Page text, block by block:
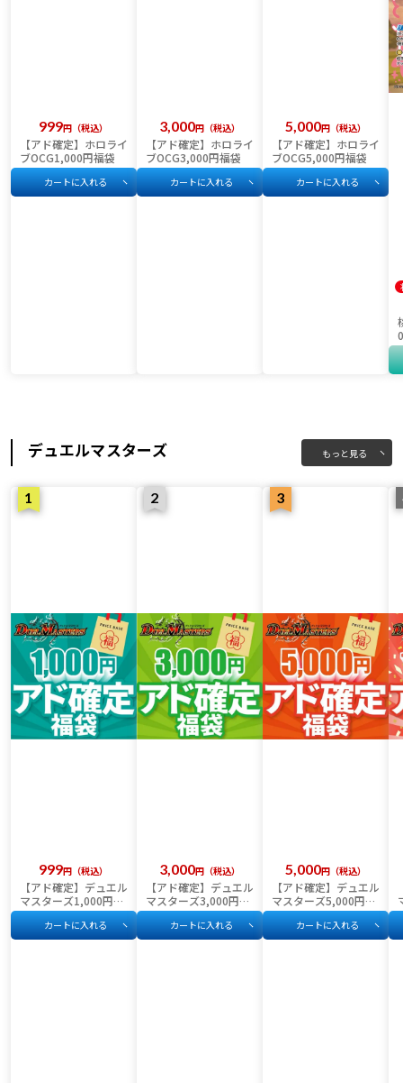
【アド確定】ホロライ
ブOCG1,000円福袋
999 税込
カートに入れる
【アド確定】ホロライ
ブOCG3,000円福袋
3,000 税込
カートに入れる
【アド確定】ホロライ
ブOCG5,000円福袋
5,000 税込
カートに入れる
デュエルマスターズ もっと見る
【アド確定】デュエル
マスターズ1,000円福
袋
999 税込
カートに入れる
【アド確定】デュエル
マスターズ3,000円福
袋
3,000 税込
カートに入れる
【アド確定】デュエル
マスターズ5,000円福
袋
5,000 税込
カートに入れる